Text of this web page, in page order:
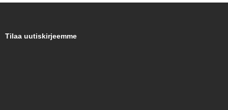
Tilaa uutiskirjeemme